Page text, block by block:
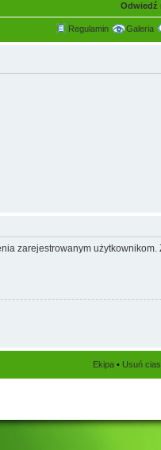
Odwiedź
Regulamin Galeria
zarejestrowanym użytkownikom.
Ekipa • Usuń